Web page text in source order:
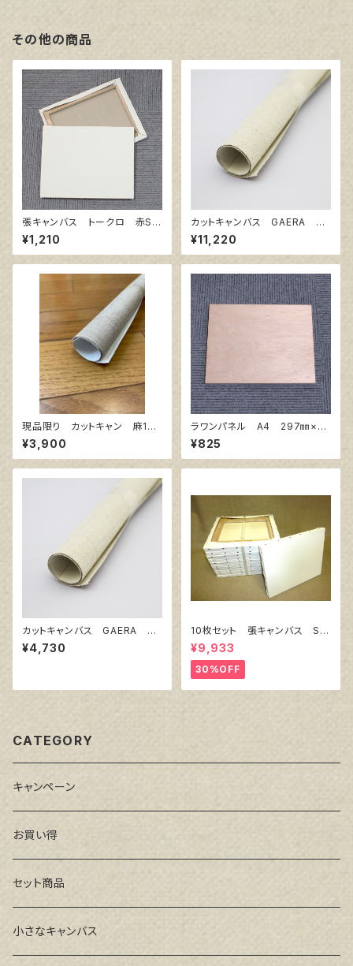
その他の商品
張キャンバス トークロ 赤SP
SM 227㎜×158㎜
¥1,210
カットキャンバス GAERA F
S60
¥11,220
現品限り カットキャン 麻10
0％ F10 (5枚組)
¥3,900
ラワンパネル A4 297㎜×21
0㎜
¥825
カットキャンバス GAERA F
S25
¥4,730
10枚セット 張キャンバス Sn
owWhite SPC（綿・ポリエステ
ル）F8 455㎜×380㎜
¥9,933
30%OFF
CATEGORY
キャンペーン
お買い得
セット商品
小さなキャンバス